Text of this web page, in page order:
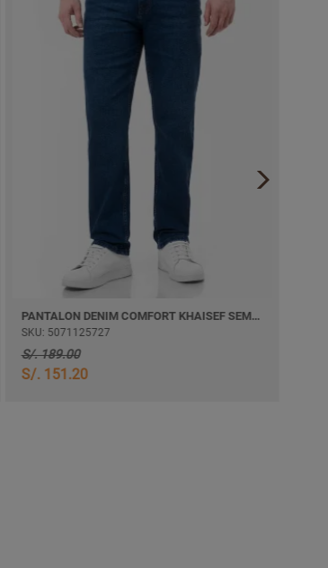
PANTALON DENIM COMFORT KHAISEF SEMI PITILLO
5071125727
189.00
. 151.20